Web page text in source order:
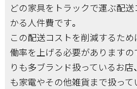
どの家具をトラックで運ぶ配
かる人件費です。
この配送コストを削減するた
働率を上げる必要がありますの
りも多ブランド扱っているお店
も家電やその他雑貨まで扱っ